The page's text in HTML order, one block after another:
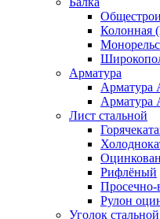
Колонная
Арматура
Арматура
Арматура
Лист стальной
Рифлёный
Рулон
Уголок стальной